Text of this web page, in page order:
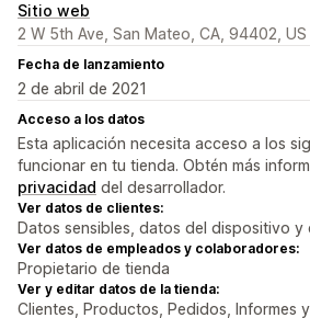
Sitio web
2 W 5th Ave, San Mateo, CA, 94402, US
Fecha de lanzamiento
2 de abril de 2021
Acceso a los datos
Esta aplicación necesita acceso a los
funcionar en tu tienda. Obtén más
privacidad del desarrollador.
Ver datos de clientes:
Datos sensibles, datos del dispositivo y
Ver datos de empleados y colaboradores:
Propietario de tienda
Ver y editar datos de la tienda:
Clientes, Productos, Pedidos, Informes